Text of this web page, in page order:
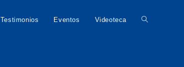
Testimonios Eventos Videoteca